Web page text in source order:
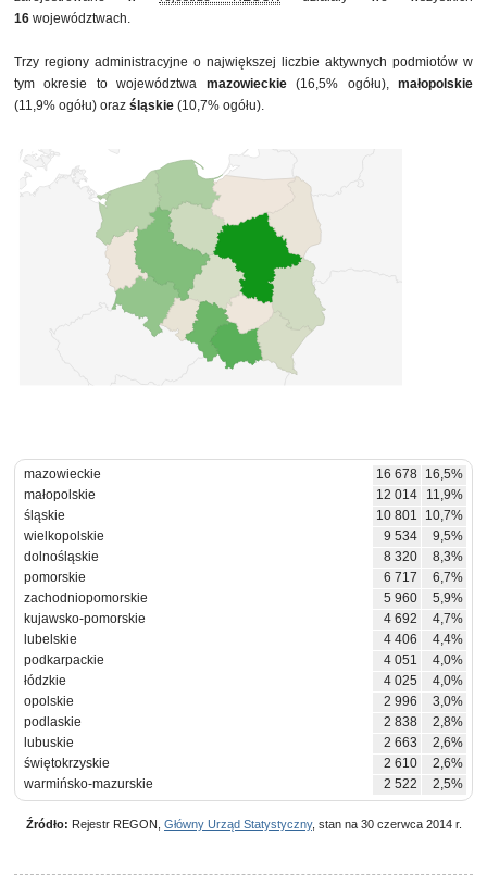
16 województwach.
Trzy regiony administracyjne o największej liczbie aktywnych podmiotów w
tym okresie to województwa mazowieckie(16,5% ogółu),małopolskie
(11,9% ogółu) oraz śląskie (10,7% ogółu).
mazowieckie 16 678 16,5%
małopolskie
12 014
11,9%
śląskie
10 801
10,7%
wielkopolskie
9 534
9,5%
dolnośląskie
8 320
8,3%
pomorskie
6 717
6,7%
zachodniopomorskie
5 960
5,9%
kujawsko-pomorskie
4 692
4,7%
lubelskie
4 406
4,4%
podkarpackie
4 051
4,0%
łódzkie
4 025
4,0%
opolskie
2 996
3,0%
podlaskie
2 838
2,8%
lubuskie
2 663
2,6%
świętokrzyskie
2 610
2,6%
warmińsko-mazurskie
2 522 2,5%
Źródło: Rejestr REGON, Główny Urząd Statystyczny, stan na 30 czerwca 2014 r.